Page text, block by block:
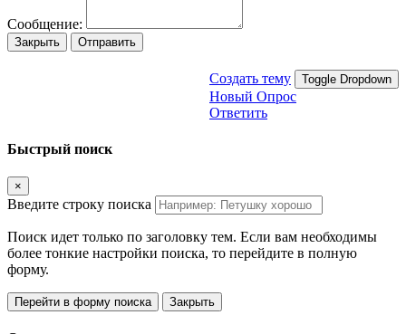
Сообщение:
Закрыть Отправить
Создать тему Toggle Dropdown
Новый Опрос
Ответить
Быстрый поиск
×
Введите строку поиска
Поиск идет только по заголовку тем. Если вам необходимы
более тонкие настройки поиска, то перейдите в полную
форму.
Перейти в форму поиска Закрыть